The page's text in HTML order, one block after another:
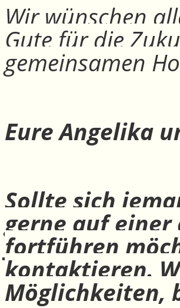
Wir wünschen
Gute für die
gemeinsamen
Eure Angelika
Sollte sich
gerne auf einer
fortführen
kontaktieren.
Möglichkeiten,